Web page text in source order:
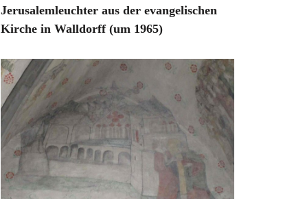
Jerusalemleuchter aus der evangelischen
Kirche in Walldorff (um 1965)